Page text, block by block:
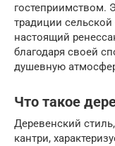
гостеприимством.
традиции
настоящий
благодаря своей
душевную
Что такое
Деревенский
кантри,